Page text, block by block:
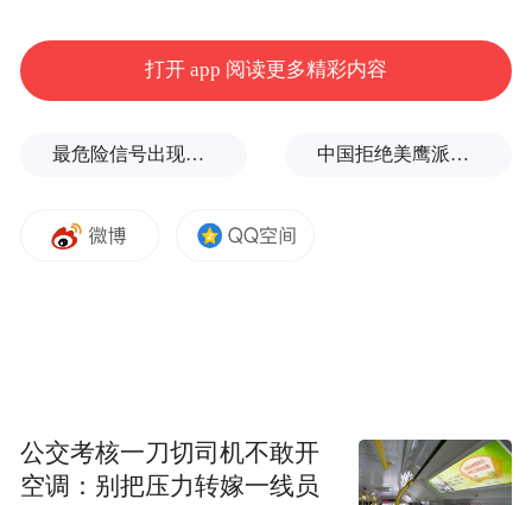
较各大卖场的优惠政策和措施，选择一家最
实惠的卖场下手，反正假期时间较多，多考
售后服务基本上都差不多，但是在不同的卖
异，售价不太一样，消费者在确定自己要购
上的招数，一定要全部用上。同一件商品，
让不同的人购买，估计那些能够很好利用各
打开 app 阅读更多精彩内容
最危险信号出现！全球能源大动脉岌岌可危 中国拒绝美鹰派副防长访华？弦外之音被热议
公交考核一刀切司机不敢开
空调：别把压力转嫁一线员